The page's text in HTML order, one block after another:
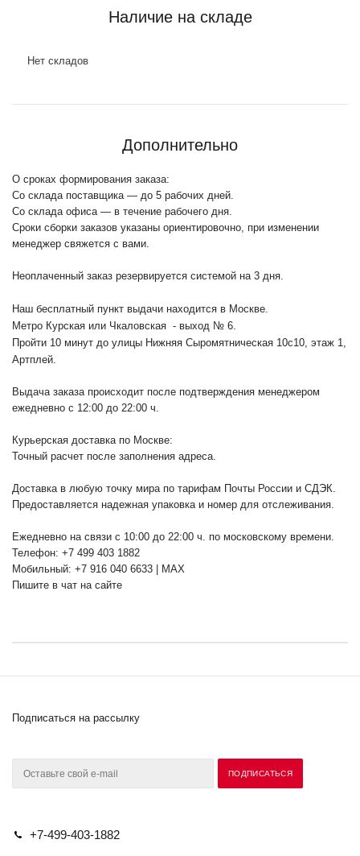
Наличие на складе
Нет складов
Дополнительно
О сроках формирования заказа:
Со склада поставщика — до 5 рабочих дней.
Со склада офиса — в течение рабочего дня.
Сроки сборки заказов указаны ориентировочно, при изменении
менеджер свяжется с вами.
Неоплаченный заказ резервируется системой на 3 дня.
Наш бесплатный пункт выдачи находится в Москве.
Метро Курская или Чкаловская - выход № 6.
Пройти 10 минут до улицы Нижняя Сыромятническая 10с10, этаж 1,
Артплей.
Выдача заказа происходит после подтверждения менеджером
ежедневно с 12:00 до 22:00 ч.
Курьерская доставка по Москве:
Точный расчет после заполнения адреса.
Доставка в любую точку мира по тарифам Почты России и СДЭК.
Предоставляется надежная упаковка и номер для отслеживания.
Ежедневно на связи с 10:00 до 22:00 ч. по московскому времени.
Телефон: +7 499 403 1882
Мобильный: +7 916 040 6633 | MAX
Пишите в чат на сайте
Подписаться на рассылку
+7-499-403-1882